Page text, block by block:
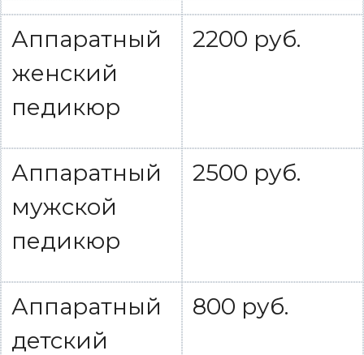
Аппаратный
женский
педикюр
2200 руб.
Аппаратный
мужской
педикюр
2500 руб.
Аппаратный
детский
800 руб.